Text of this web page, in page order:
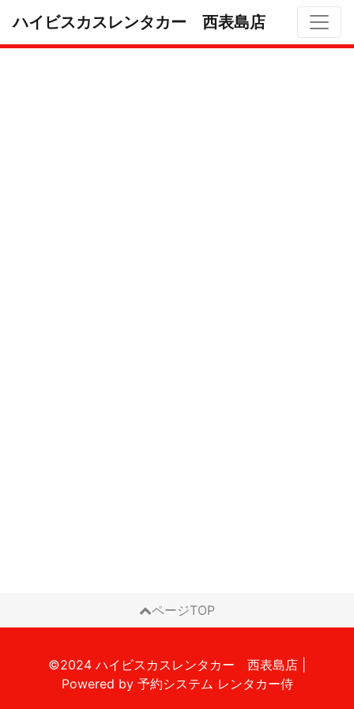
ハイビスカスレンタカー 西表島店
ページTOP
©2024 ハイビスカスレンタカー 西表島店
Powered by 予約システム レンタカー侍